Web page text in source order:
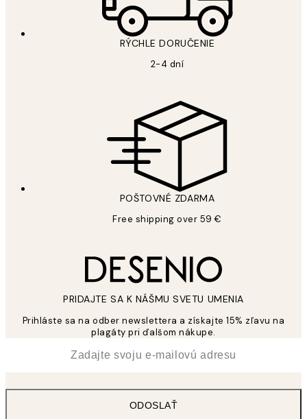
RÝCHLE DORUČENIE
2-4 dní
POŠTOVNÉ ZDARMA
Free shipping over 59 €
PRIDAJTE SA K NÁŠMU SVETU UMENIA
Prihláste sa na odber newslettera a získajte 15% zľavu na
plagáty pri ďalšom nákupe.
ODOSLAŤ